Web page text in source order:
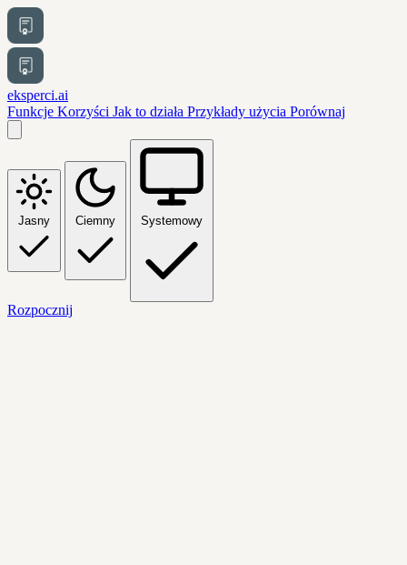
eksperci.ai
Funkcje Korzyści Jak to działa Przykłady użycia Porównaj
Jasny Ciemny Systemowy
Rozpocznij